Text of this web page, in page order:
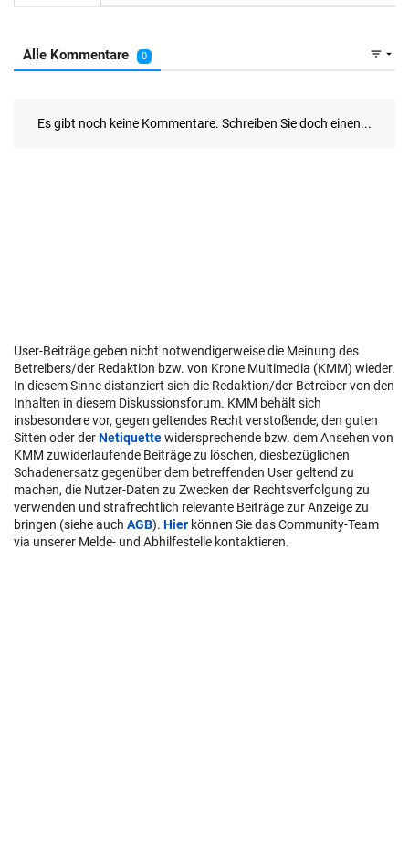
User-Beiträge geben nicht notwendigerweise die Meinung des
Betreibers/der Redaktion bzw. von Krone Multimedia (KMM) wieder.
In diesem Sinne distanziert sich die Redaktion/der Betreiber von den
Inhalten in diesem Diskussionsforum. KMM behält sich
insbesondere vor, gegen geltendes Recht verstoßende, den guten
Sitten oder derNetiquettewidersprechende bzw. dem Ansehen von
KMM zuwiderlaufende Beiträge zu löschen, diesbezüglichen
Schadenersatz gegenüber dem betreffenden User geltend zu
machen, die Nutzer-Daten zu Zwecken der Rechtsverfolgung zu
verwenden und strafrechtlich relevante Beiträge zur Anzeige zu
bringen (siehe auch AGB). Hier können Sie das Community-Team
via unserer Melde- und Abhilfestelle kontaktieren.